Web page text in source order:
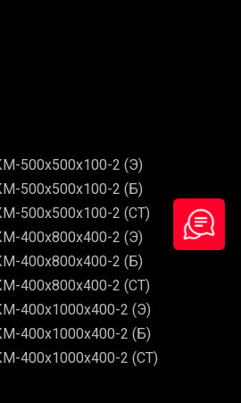
500х500х100-2 (Э)
500х500х100-2 (Б)
500х500х100-2 (СТ)
400х800х400-2 (Э)
400х800х400-2 (Б)
400х800х400-2 (СТ)
400х1000х400-2 (Э)
400х1000х400-2 (Б)
400х1000х400-2 (СТ)